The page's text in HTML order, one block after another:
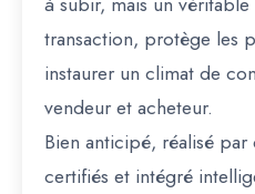
transaction, protège les
instaurer un climat de
vendeur et acheteur.
Bien anticipé, réalisé
certifiés et intégré